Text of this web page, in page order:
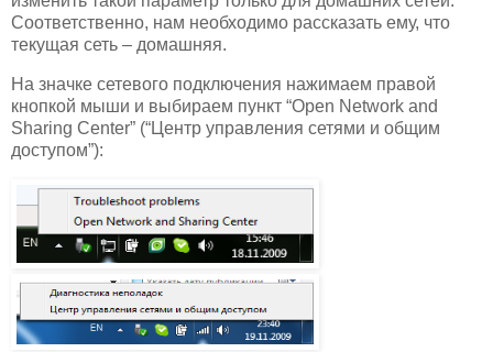
Соответственно, нам необходимо рассказать ему, что
текущая сеть – домашняя.
На значке сетевого подключения нажимаем правой
кнопкой мыши и выбираем пункт “Open Network and
Sharing Center” (“Центр управления сетями и общим
доступом”):